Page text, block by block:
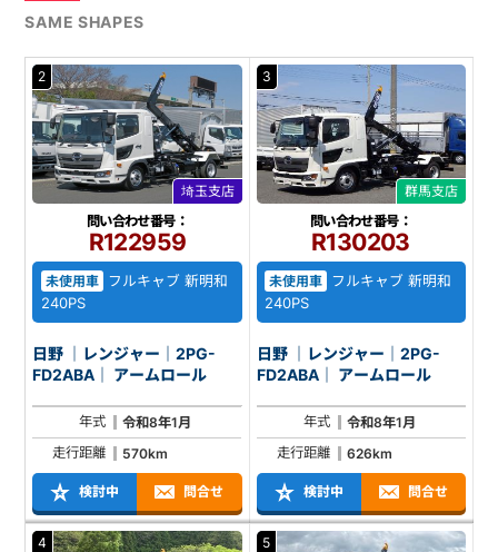
SAME SHAPES
2
埼玉支店
問い合わせ番号：
R122959
未使用車
フルキャブ 新明和
240PS
日野 ｜レンジャー｜2PG-
FD2ABA｜ アームロール
年式
令和8年1月
走行距離
570km
検討中 問合せ
3
群馬支店
問い合わせ番号：
R130203
未使用車 フルキャブ 新明和
240PS
日野 ｜レンジャー｜2PG-
FD2ABA｜ アームロール
年式
令和8年1月
走行距離
626km
検討中 問合せ
4 5